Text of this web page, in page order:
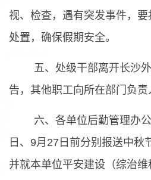
视、检查，遇有突发事件，
处置，确保假期安全。
五、处级干部离开长沙
告，其他职工向所在部门负责
六、各单位后勤管理办
日、9月27日前分别报送中秋
并就本单位平安建设（综治